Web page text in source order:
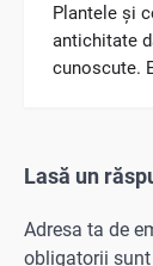
Plantele și
antichitate
cunoscute.
Lasă un
Adresa ta de
obligatorii